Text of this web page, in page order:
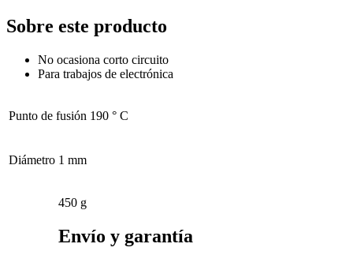
Sobre este producto
No ocasiona corto circuito
Para trabajos de electrónica
Punto de fusión 190 ° C
Diámetro 1 mm
450 g
Envío y garantía